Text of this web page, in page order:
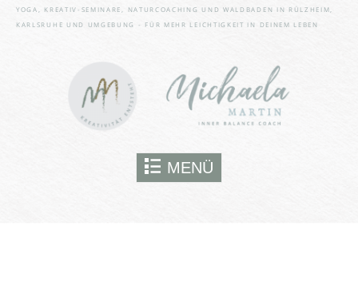
YOGA, KREATIV-SEMINARE, NATURCOACHING UND WALDBADEN IN RÜLZHEIM,
KARLSRUHE UND UMGEBUNG - FÜR MEHR LEICHTIGKEIT IN DEINEM LEBEN
MENÜ
Skip to content